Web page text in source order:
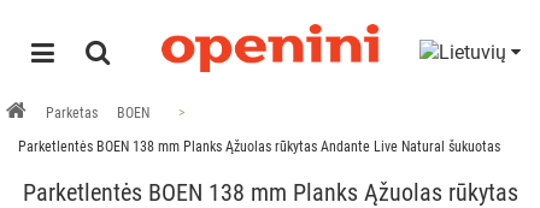
Parketas
BOEN
Parketlentės BOEN 138 mm Planks Ąžuolas rūkytas Andante Live Natural šukuotas
Parketlentės BOEN 138 mm Planks Ąžuolas rūkytas